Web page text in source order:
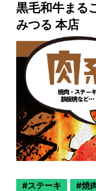
黒毛和牛まる
みつる 本店
ステーキ 焼